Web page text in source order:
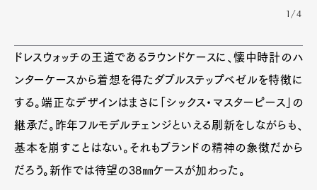
1/4
ドレスウォッチの王道であるラウンドケースに、懐中時計のハ
ンターケースから着想を得たダブルステップベゼルを特徴に
する。端正なデザインはまさに「シックス・マスターピース」の
継承だ。昨年フルモデルチェンジといえる刷新をしながらも、
基本を崩すことはない。それもブランドの精神の象徴だから
だろう。新作では待望の38㎜ケースが加わった。